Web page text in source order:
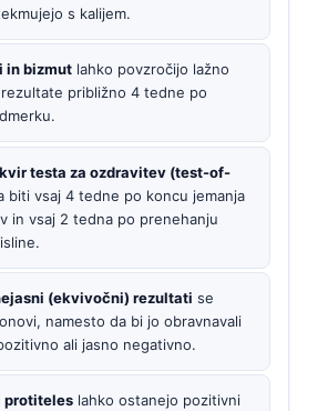
s kalijem.
in bizmut lahko povzročijo lažno
približno 4 tedne po
testa za ozdravitev (test-of-
biti vsaj 4 tedne po koncu jemanja
in vsaj 2 tedna po prenehanju
(ekvivočni) rezultati se
namesto da bi jo obravnavali
ali jasno negativno.
protiteles lahko ostanejo pozitivni